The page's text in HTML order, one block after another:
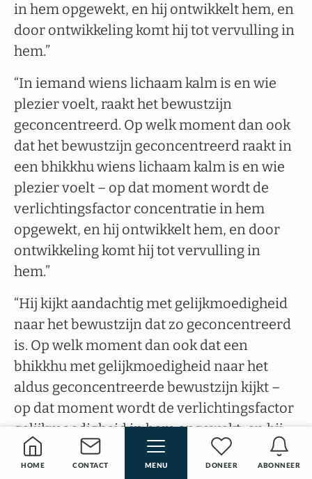
ABONNEER
DONEER
MENU
CONTACT
HOME
in hem opgewekt, en hij ontwikkelt hem, en
door ontwikkeling komt hij tot vervulling in
hem.”
“In iemand wiens lichaam kalm is en wie
plezier voelt, raakt het bewustzijn
geconcentreerd. Op welk moment dan ook
dat het bewustzijn geconcentreerd raakt in
een bhikkhu wiens lichaam kalm is en wie
plezier voelt – op dat moment wordt de
verlichtingsfactor concentratie in hem
opgewekt, en hij ontwikkelt hem, en door
ontwikkeling komt hij tot vervulling in
hem.”
“Hij kijkt aandachtig met gelijkmoedigheid
naar het bewustzijn dat zo geconcentreerd
is. Op welk moment dan ook dat een
bhikkhu met gelijkmoedigheid naar het
aldus geconcentreerde bewustzijn kijkt –
op dat moment wordt de verlichtingsfactor
gelijkmoedigheid in hem opgewekt, en hij
ontwikkelt hem, en door ontwikkeling komt
hij tot vervulling in hem.”